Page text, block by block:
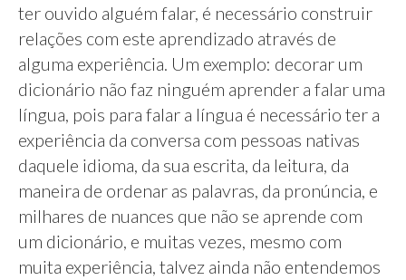
ter ouvido alguém falar, é necessário construir
relações com este aprendizado através de
alguma experiência. Um exemplo: decorar um
dicionário não faz ninguém aprender a falar uma
língua, pois para falar a língua é necessário ter a
experiência da conversa com pessoas nativas
daquele idioma, da sua escrita, da leitura, da
maneira de ordenar as palavras, da pronúncia, e
milhares de nuances que não se aprende com
um dicionário, e muitas vezes, mesmo com
muita experiência, talvez ainda não entendemos